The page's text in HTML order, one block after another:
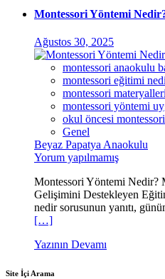
Montessori Yöntemi
Ağustos 30, 2025
montessori anaokulu
montessori eğitimi
montessori materyalleri
montessori yöntemi
okul öncesi montessori
Genel
Beyaz Papatya Anaokulu
Yorum yapılmamış
Montessori Yöntemi Nedir?
Gelişimini Destekleyen
nedir sorusunun yanıtı,
[…]
Yazının Devamı
Site İçi Arama